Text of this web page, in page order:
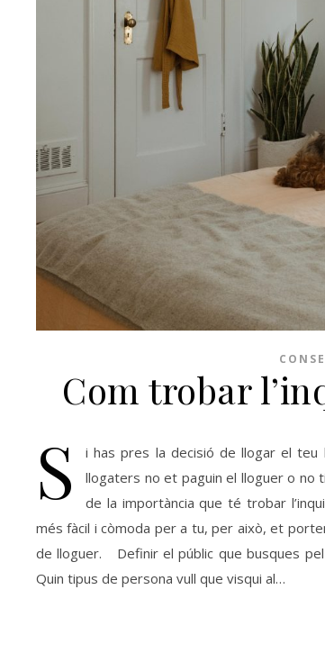
Com trobar
S
i has pres la decisió de llogar el
llogaters no et paguin el lloguer o no
de la importància que té trobar
més fàcil i còmoda per a tu, per això, et
de lloguer. Definir el públic que busques
Quin tipus de persona vull que visqui al…